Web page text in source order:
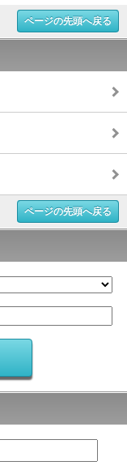
ページの先頭へ戻る
ページの先頭へ戻る